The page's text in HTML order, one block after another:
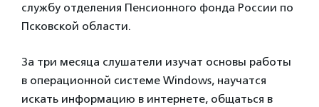
службу отделения Пенсионного фонда России по
Псковской области.
За три месяца слушатели изучат основы работы
в операционной системе Windows, научатся
искать информацию в интернете, общаться в